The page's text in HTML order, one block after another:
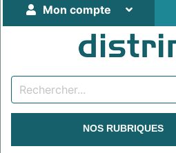
Mon compte
NOS RUBRIQUES